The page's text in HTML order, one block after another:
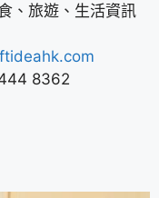
、旅遊、生活資訊
8362